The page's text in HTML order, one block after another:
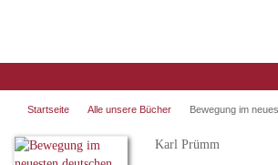
Startseite Alle unsere Bücher Bewegung im
Karl Prümm